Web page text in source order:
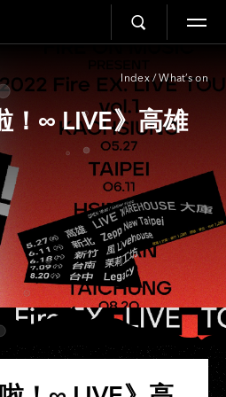
Index / What’s on
！∞ LIVE》高雄